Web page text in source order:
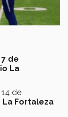
7 de
La
de
La Fortaleza